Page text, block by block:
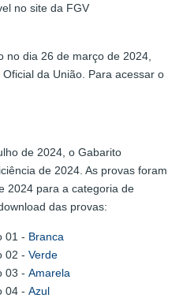
no site da FGV
no dia 26 de março de 2024,
da União. Para acessar o
de 2024, o Gabarito
de 2024. As provas foram
2024 para a categoria de
das provas:
01 - Branca
02 - Verde
03 - Amarela
04 - Azul